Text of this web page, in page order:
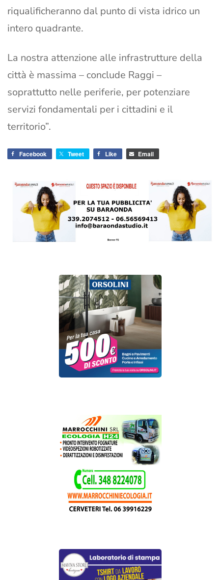
riqualificheranno dal punto di vista idrico un
intero quadrante.
La nostra attenzione alle infrastrutture della
città è massima – conclude Raggi –
soprattutto nelle periferie, per potenziare
servizi fondamentali per i cittadini e il
territorio”.
Facebook Tweet Like Email